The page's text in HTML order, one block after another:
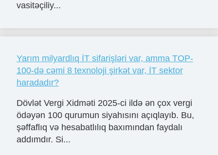
vasitəçiliy...
Yarım milyardlıq İT sifarişləri var, amma TOP-
100-də cəmi 8 texnoloji şirkət var, İT sektor
haradadır?
Dövlət Vergi Xidməti 2025-ci ildə ən çox vergi
ödəyən 100 qurumun siyahısını açıqlayıb. Bu,
şəffaflıq və hesabatlılıq baxımından faydalı
addımdır. Si...